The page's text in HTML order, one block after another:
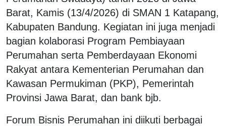
Barat, Kamis (13/4/2026) di SMAN 1 Katapang,
Kabupaten Bandung. Kegiatan ini juga menjadi
bagian kolaborasi Program Pembiayaan
Perumahan serta Pemberdayaan Ekonomi
Rakyat antara Kementerian Perumahan dan
Kawasan Permukiman (PKP), Pemerintah
Provinsi Jawa Barat, dan bank bjb.
Forum Bisnis Perumahan ini diikuti berbagai